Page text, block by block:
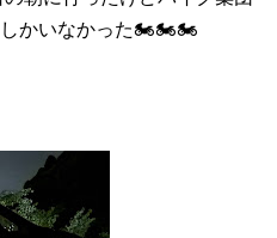
しかいなかった🏍️🏍️🏍️